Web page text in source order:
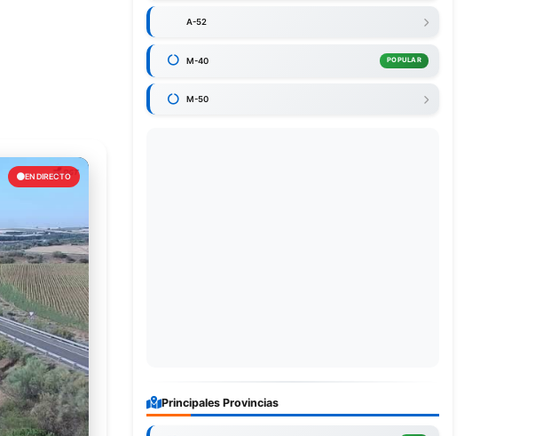
EN DIRECTO
A-52
M-40 POPULAR
M-50
Principales Provincias